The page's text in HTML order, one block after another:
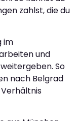
zahlst, die du
im
und
So
nach Belgrad